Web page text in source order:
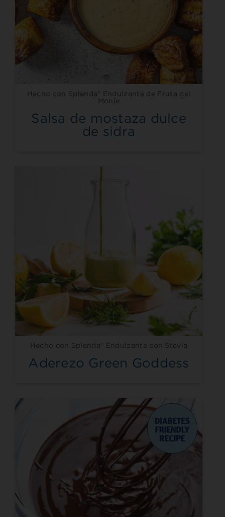
Hecho con Splenda® Endulzante de Fruta del
Monje
Salsa de mostaza dulce
de sidra
Hecho con Splenda® Endulzante con Stevia
Aderezo Green Goddess